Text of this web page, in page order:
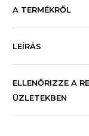
A TERMÉKRŐL
LEÍRÁS
ELLENŐRIZZE A
ÜZLETEKBEN